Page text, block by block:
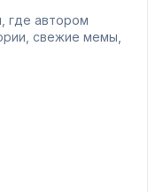
где автором
свежие мемы,